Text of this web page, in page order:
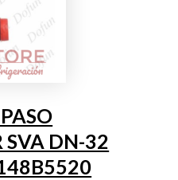
SVA DN-32